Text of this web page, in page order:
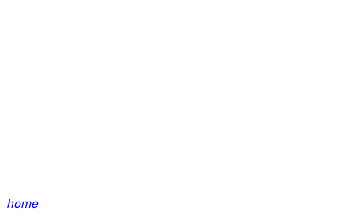
home